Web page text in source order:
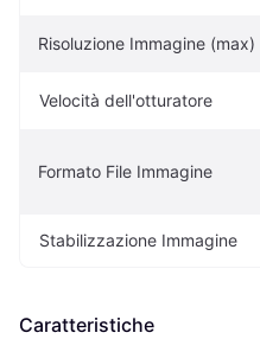
Risoluzione Immagine (max)
Velocità dell'otturatore
Formato File Immagine
Stabilizzazione Immagine
Caratteristiche